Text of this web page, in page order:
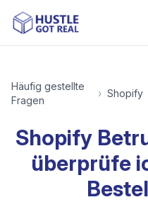
Häufig gestellte
Fragen
› Shopify
Shopify
überprüfe